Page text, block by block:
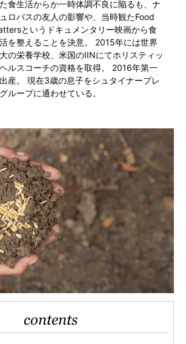
食生活からか一時体調不良に陥るも、ナ
ロパスの友人の影響や、当時観たFood
というドキュメンタリー映画から食
を整えることを決意。 2015年には世界
の栄養学校、米国のIINにてホリスティッ
ルスコーチの資格を取得。 2016年第一
産。 現在3歳の息子をシュタイナープレ
ループに通わせている。
contents